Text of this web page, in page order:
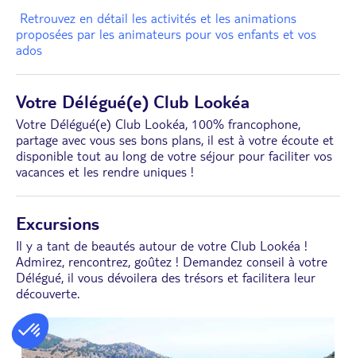
Retrouvez en détail les activités et les animations
proposées par les animateurs pour vos enfants et vos
ados
Votre Délégué(e) Club Lookéa
Votre Délégué(e) Club Lookéa, 100% francophone,
partage avec vous ses bons plans, il est à votre écoute et
disponible tout au long de votre séjour pour faciliter vos
vacances et les rendre uniques !
Excursions
Il y a tant de beautés autour de votre Club Lookéa !
Admirez, rencontrez, goûtez ! Demandez conseil à votre
Délégué, il vous dévoilera des trésors et facilitera leur
découverte.